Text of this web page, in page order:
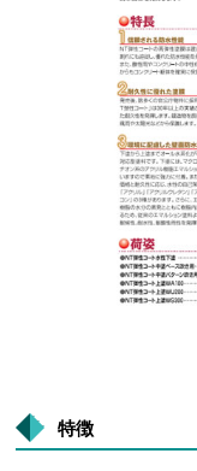
特徴